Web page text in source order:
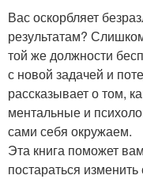
Вас оскорбляет
результатам?
той же должности
с новой задачей и
рассказывает о том,
ментальные и
сами себя окружаем.
Эта книга поможет
постараться